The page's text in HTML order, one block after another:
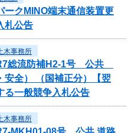
ークMINO端末通信装置更
札公告
木事務所
総流防補H2-1号 公共
安全） （国補正分）【翌
る一般競争入札公告
木事務所